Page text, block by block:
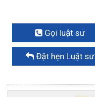
Gọi luật sư
Đặt hẹn Luật sư